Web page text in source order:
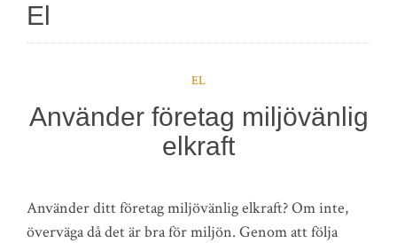
El
EL
Använder företag miljövänlig
elkraft
Använder ditt företag miljövänlig elkraft? Om inte,
överväga då det är bra för miljön. Genom att följa